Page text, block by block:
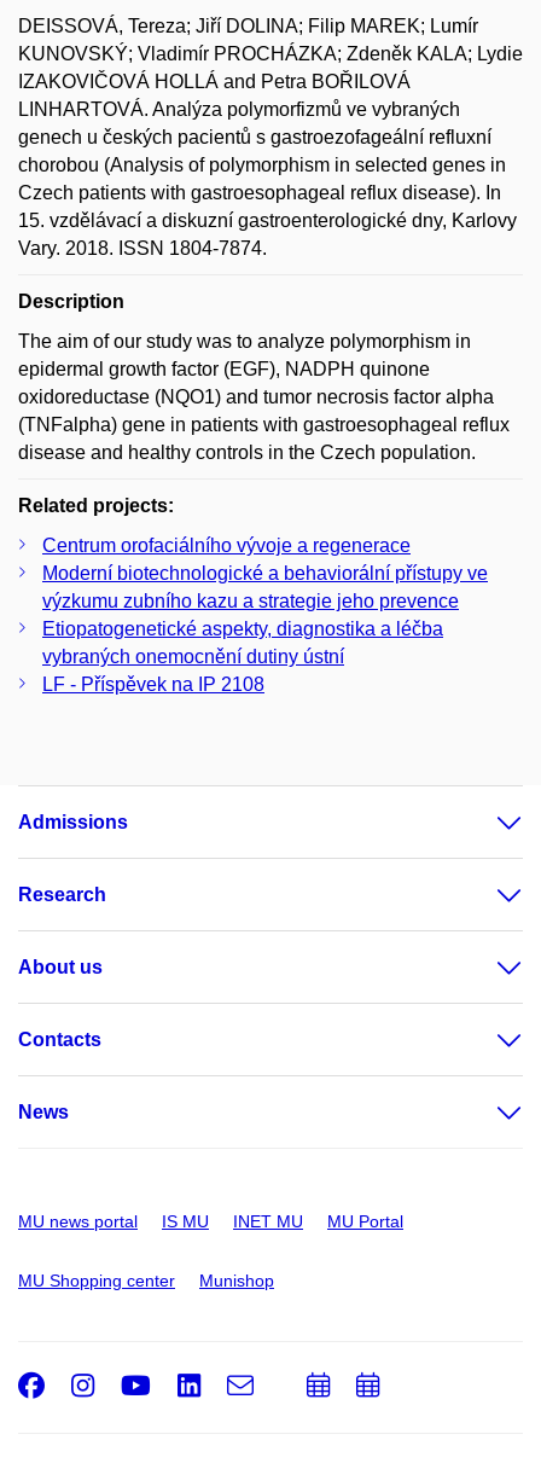
DEISSOVÁ, Tereza; Jiří DOLINA; Filip MAREK; Lumír
KUNOVSKÝ; Vladimír PROCHÁZKA; Zdeněk KALA; Lydie
IZAKOVIČOVÁ HOLLÁ and Petra BOŘILOVÁ
LINHARTOVÁ. Analýza polymorfizmů ve vybraných
genech u českých pacientů s gastroezofageální refluxní
chorobou (Analysis of polymorphism in selected genes in
Czech patients with gastroesophageal reflux disease). In
15. vzdělávací a diskuzní gastroenterologické dny, Karlovy
Vary. 2018. ISSN 1804-7874.
Description
The aim of our study was to analyze polymorphism in
epidermal growth factor (EGF), NADPH quinone
oxidoreductase (NQO1) and tumor necrosis factor alpha
(TNFalpha) gene in patients with gastroesophageal reflux
disease and healthy controls in the Czech population.
Related projects:
Centrum orofaciálního vývoje a regenerace
Moderní biotechnologické a behaviorální přístupy ve
výzkumu zubního kazu a strategie jeho prevence
Etiopatogenetické aspekty, diagnostika a léčba
vybraných onemocnění dutiny ústní
LF - Příspěvek na IP 2108
Admissions
Research
About us
Contacts
News
MU news portal IS MU INET MU MU Portal
MU Shopping center Munishop
Facebook
Instagram
Youtube
LinkedIn
e-
Email
AddAdd